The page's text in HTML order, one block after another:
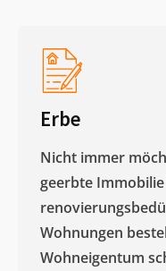
Erbe
Nicht immer
geerbte
Wohnungen
Wohneigentum